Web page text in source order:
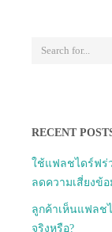
RECENT
ใช้แฟลชไดร์ฟร่
ลดความเสี่ยงข้
ลูกค้าเห็นแฟลช
จริงหรือ?